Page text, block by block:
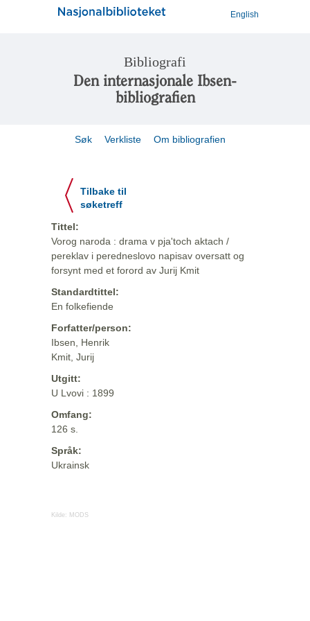
English
Bibliografi
Den internasjonale Ibsen-
bibliografien
Søk Verkliste Om bibliografien
Tilbake til
søketreff
Tittel:
Vorog naroda : drama v pja'toch aktach /
pereklav i peredneslovo napisav oversatt og
forsynt med et forord av Jurij Kmit
Standardtittel:
En folkefiende
Forfatter/person:
Ibsen, Henrik
Kmit, Jurij
Utgitt:
U Lvovi : 1899
Omfang:
126 s.
Språk:
Ukrainsk
Kilde: MODS